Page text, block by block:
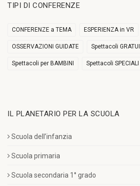
TIPI DI CONFERENZE
CONFERENZE a TEMA ESPERIENZA in VR
OSSERVAZIONI GUIDATE Spettacoli
Spettacoli per BAMBINI Spettacoli SPECIALI
IL PLANETARIO PER LA SCUOLA
Scuola dell’infanzia
Scuola primaria
Scuola secondaria 1° grado